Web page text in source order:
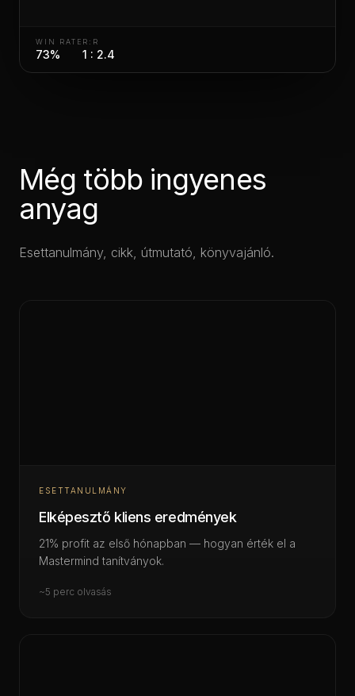
WIN RATE
73%
R:R
1 : 2.4
Még több ingyenes
anyag
Esettanulmány, cikk, útmutató, könyvajánló.
ESETTANULMÁNY
Elképesztő kliens eredmények
21% profit az első hónapban — hogyan érték el a
Mastermind tanítványok.
~5 perc olvasás